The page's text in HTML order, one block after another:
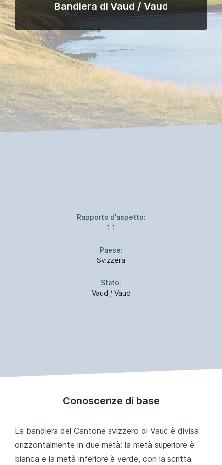
Bandiera di Vaud / Vaud
Rapporto d'aspetto:
1:1
Paese:
Svizzera
Stato:
Vaud / Vaud
Conoscenze di base
La bandiera del Cantone svizzero di Vaud è divisa
orizzontalmente in due metà: la metà superiore è
bianca e la metà inferiore è verde, con la scritta